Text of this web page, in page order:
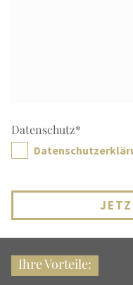
Datenschutz*
Ihre Vorteile: